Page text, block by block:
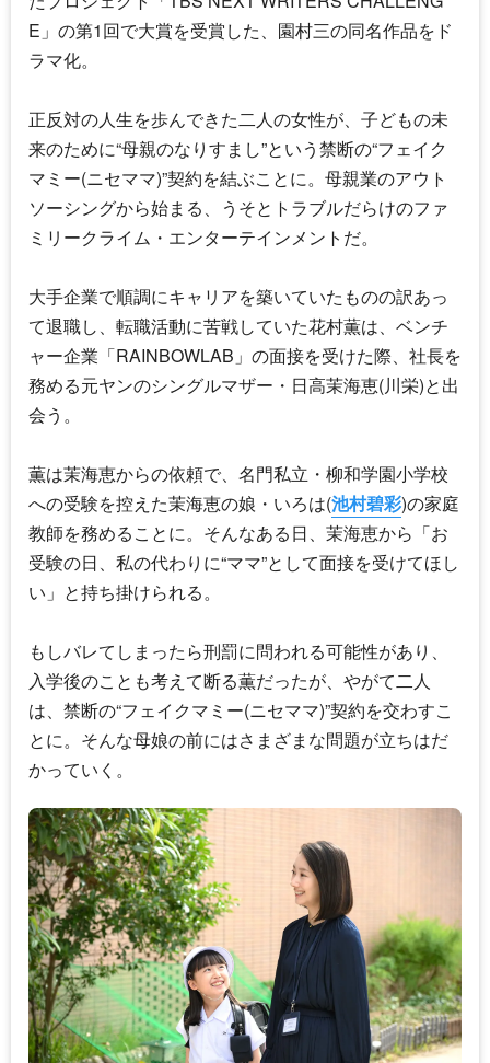
E」の第1回で大賞を受賞した、園村三の同名作品をド
ラマ化。
正反対の人生を歩んできた二人の女性が、子どもの未
来のために“母親のなりすまし”という禁断の“フェイク
マミー(ニセママ)”契約を結ぶことに。母親業のアウト
ソーシングから始まる、うそとトラブルだらけのファ
ミリークライム・エンターテインメントだ。
大手企業で順調にキャリアを築いていたものの訳あっ
て退職し、転職活動に苦戦していた花村薫は、ベンチ
ャー企業「RAINBOWLAB」の面接を受けた際、社長を
務める元ヤンのシングルマザー・日高茉海恵(川栄)と出
会う。
薫は茉海恵からの依頼で、名門私立・柳和学園小学校
への受験を控えた茉海恵の娘・いろは(池村碧彩)の家庭
教師を務めることに。そんなある日、茉海恵から「お
受験の日、私の代わりに“ママ”として面接を受けてほし
い」と持ち掛けられる。
もしバレてしまったら刑罰に問われる可能性があり、
入学後のことも考えて断る薫だったが、やがて二人
は、禁断の“フェイクマミー(ニセママ)”契約を交わすこ
とに。そんな母娘の前にはさまざまな問題が立ちはだ
かっていく。